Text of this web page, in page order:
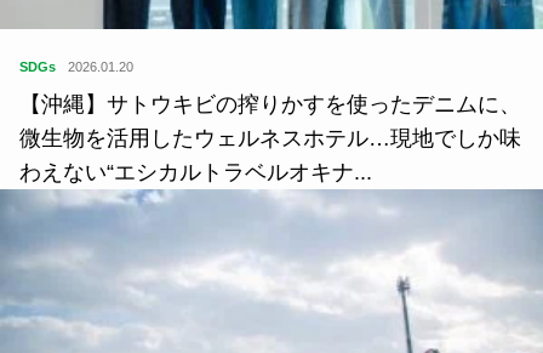
SDGs 2026.01.20
【沖縄】サトウキビの搾りかすを使ったデニムに、
微生物を活用したウェルネスホテル…現地でしか味
わえない“エシカルトラベルオキナ...